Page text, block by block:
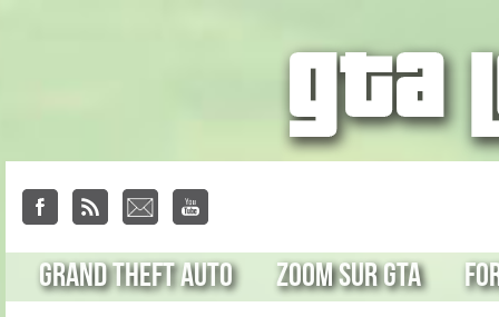
Grand Theft Auto Zoom sur GTA